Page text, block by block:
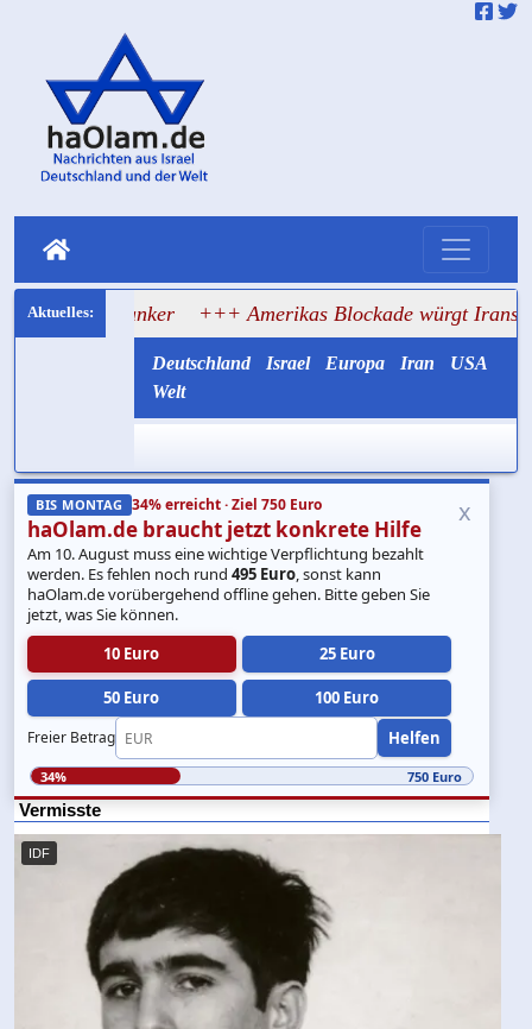
Tanker +++ Amerikas Blockade würgt Irans Ölexport
Deutschland Israel Europa Iran
USA
Welt
BIS MONTAG 34% erreicht · Ziel 750 Euro
haOlam.de braucht jetzt konkrete Hilfe
Am 10. August muss eine wichtige Verpflichtung bezahlt
werden. Es fehlen noch rund495 Euro, sonst kann
haOlam.de vorübergehend offline gehen. Bitte geben Sie
jetzt, was Sie können.
10 Euro
25 Euro
50 Euro 100 Euro
Freier Betrag Helfen
x
34% 750 Euro
Vermisste
IDF